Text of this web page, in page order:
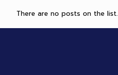
There are no posts on the list.